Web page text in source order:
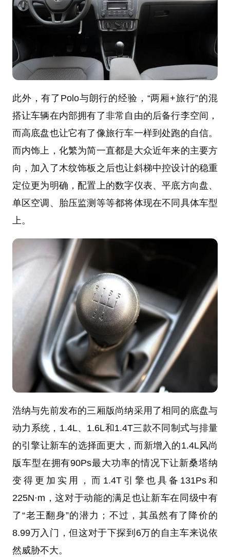
此外，有了Polo与朗行的经验，“两厢+旅行”的混
搭让车辆在内部拥有了非常自由的后备行李空间，
而高底盘也让它有了像旅行车一样到处跑的自信。
而内饰上，化繁为简一直都是大众近年来的主要方
向，加入了木纹饰板之后也让斜梯中控设计的稳重
定位更为明确，配置上的数字仪表、平底方向盘、
单区空调、胎压监测等等都将体现在不同具体车型
上。
浩纳与先前发布的三厢版尚纳采用了相同的底盘与
动力系统，1.4L、1.6L和1.4T三款不同制式与排量
的引擎让新车的选择面更大，而新增入的1.4L风尚
版车型在拥有90Ps最大功率的情况下让新桑塔纳
变得更加实用，而1.4T引擎也具备131Ps和
225N·m，这对于动能的满足也让新车在同级中有
了“老王翻身”的潜力；不过，其虽然有了降价的
8.99万入门，但这对于下探到6万的自主车来说依
然威胁不大。